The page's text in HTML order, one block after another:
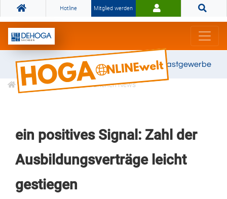
Hotline Mitglied werden
Gemeinsam stark für das Gastgewerbe
Informationen Branchen News
ein positives Signal: Zahl der
Ausbildungsverträge leicht
gestiegen